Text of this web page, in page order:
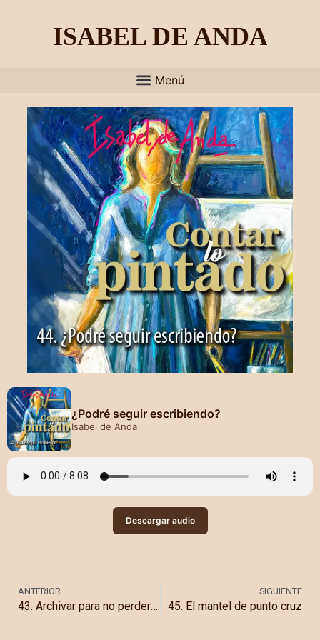
¿Podré seguir escribiendo?
Isabel de Anda
Descargar audio
ANTERIOR
43. Archivar para no perder: Grecia
SIGUIENTE
45. El mantel de punto cruz